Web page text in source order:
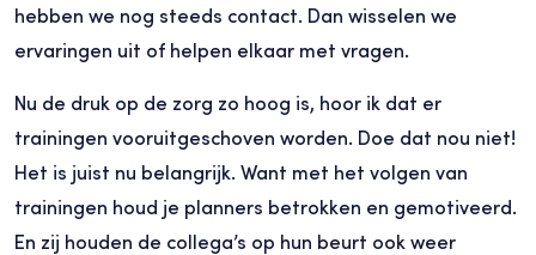
hebben we nog steeds contact. Dan wisselen we
ervaringen uit of helpen elkaar met vragen.
Nu de druk op de zorg zo hoog is, hoor ik dat er
trainingen vooruitgeschoven worden. Doe dat nou niet!
Het is juist nu belangrijk. Want met het volgen van
trainingen houd je planners betrokken en gemotiveerd.
En zij houden de collega’s op hun beurt ook weer